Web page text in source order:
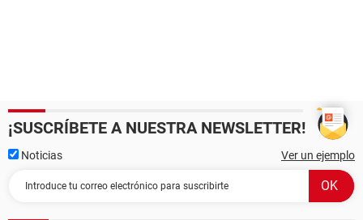
¡SUSCRÍBETE A NUESTRA NEWSLETTER!
Noticias Ver un ejemplo